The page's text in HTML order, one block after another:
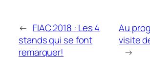
← FIAC 2018 : Les 4
stands qui se font
remarquer!
Au
visite
→